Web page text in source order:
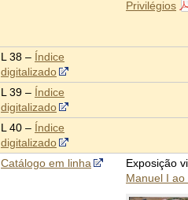
Privilégios
L 38 – Índice
digitalizado
L 39 – Índice
digitalizado
L 40 – Índice
digitalizado
Catálogo em linha
Exposição
Manuel I